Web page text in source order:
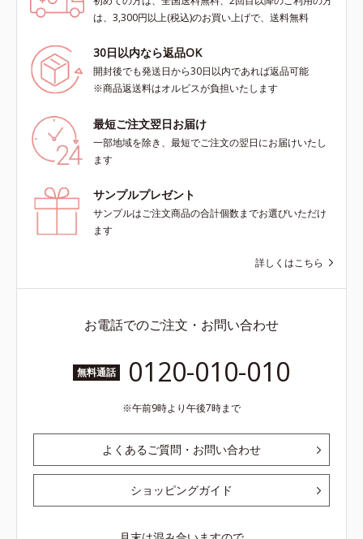
は、3,300円以上(税込)のお買い上げで、送料無料
30日以内なら返品OK
開封後でも発送日から30日以内であれば返品可能
※商品返送料はオルビスが負担いたします
最短ご注文翌日お届け
一部地域を除き、最短でご注文の翌日にお届けいたし
ます
サンプルプレゼント
サンプルはご注文商品の合計個数までお選びいただけ
ます
詳しくはこちら
お電話でのご注文・お問い合わせ
無料通話 0120-010-010
午前9時より午後7時まで
よくあるご質問・お問い合わせ
ショッピングガイド